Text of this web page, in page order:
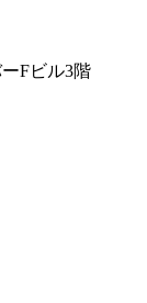
Fビル3階